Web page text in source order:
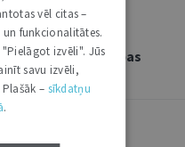
un būvniecības
vēl citas –
funkcionalitātes.
izvēli". Jūs
savu izvēli,
– sīkdatņu
.